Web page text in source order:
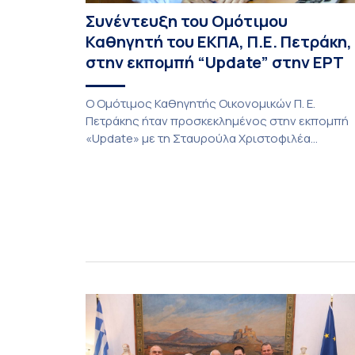
Συνέντευξη του Ομότιμου
Καθηγητή του ΕΚΠΑ, Π.Ε. Πετράκη,
στην εκπομπή “Update” στην ΕΡΤ
O Ομότιμος Καθηγητής Οικονομικών Π. Ε.
Πετράκης ήταν προσκεκλημένος στην εκπομπή
«Update» με τη Σταυρούλα Χριστοφιλέα